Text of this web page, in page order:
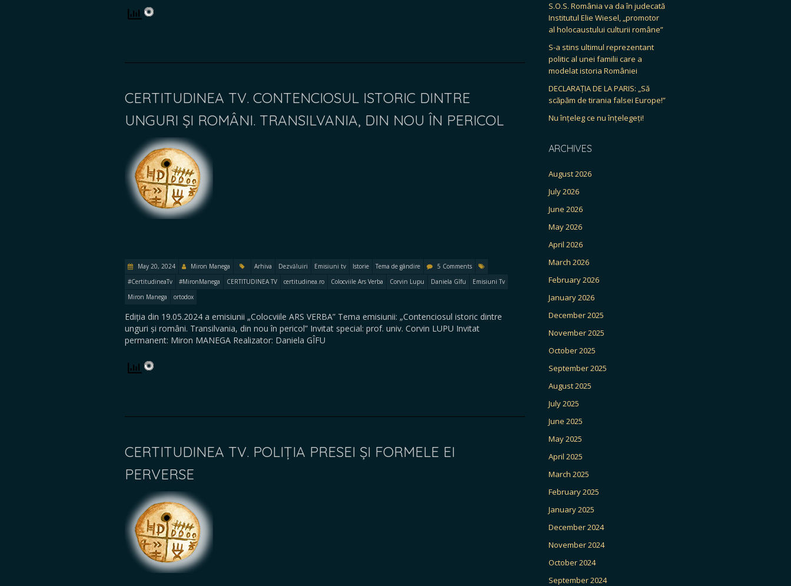
CERTITUDINEA TV. CONTENCIOSUL ISTORIC DINTRE
UNGURI ȘI ROMÂNI. TRANSILVANIA, DIN NOU ÎN PERICOL
May 20, 2024 Miron Manega Arhiva Dezvăluiri Emisiuni tv Istorie Tema de gândire
5 Comments
#CertitudineaTv
#MironManega CERTITUDINEA TV certitudinea.ro Colocviile Ars Verba Corvin Lupu Daniela Gîfu
Emisiuni Tv
Miron Manega
ortodox
Ediția din 19.05.2024 a emisiunii „Colocviile ARS VERBA” Tema emisiunii: „Contenciosul istoric dintre
unguri și români. Transilvania, din nou în pericol” Invitat special: prof. univ. Corvin LUPU Invitat
permanent: Miron MANEGA Realizator: Daniela GÎFU
CERTITUDINEA TV. POLIȚIA PRESEI ȘI FORMELE EI
PERVERSE
S.O.S. România va da în judecată
Institutul Elie Wiesel, „promotor
al holocaustului culturii române”
S-a stins ultimul reprezentant
politic al unei familii care a
modelat istoria României
DECLARAȚIA DE LA PARIS: „Să
scăpăm de tirania falsei Europe!”
Nu înțeleg ce nu înțelegeți!
ARCHIVES
August 2026
July 2026
June 2026
May 2026
April 2026
March 2026
February 2026
January 2026
December 2025
November 2025
October 2025
September 2025
August 2025
July 2025
June 2025
May 2025
April 2025
March 2025
February 2025
January 2025
December 2024
November 2024
October 2024
September 2024